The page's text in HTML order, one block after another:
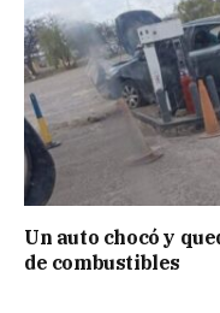
Un auto chocó y
de combustibles